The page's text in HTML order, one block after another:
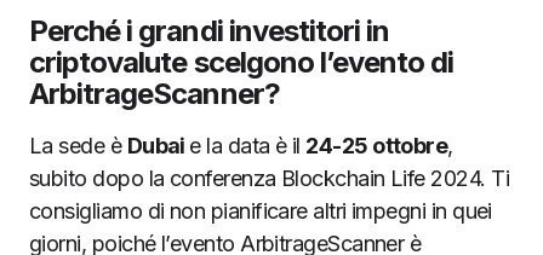
Perché i grandi investitori in
criptovalute scelgono l’evento di
ArbitrageScanner?
La sede è Dubai e la data è il 24-25 ottobre,
subito dopo la conferenza Blockchain Life 2024. Ti
consigliamo di non pianificare altri impegni in quei
giorni, poiché l’evento ArbitrageScanner è